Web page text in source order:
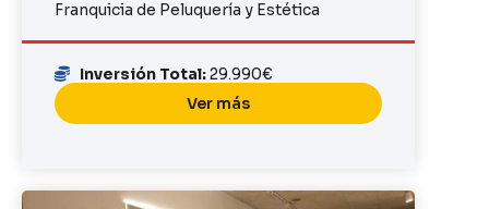
Franquicia de Peluquería y Estética
Inversión Total:29.990€
Ver más